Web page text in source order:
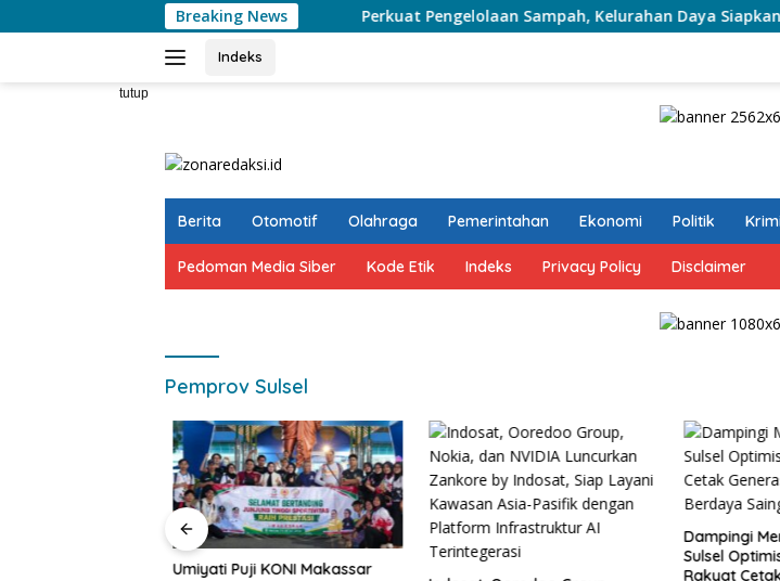
ke
Breaking NewsPerkuat Pengelolaan Sampah, Kelurahan Daya Siapkan Pusat
Indeks
tutup
Berita Otomotif Olahraga Pemerintahan Ekonomi Politik
Pedoman Media Siber Kode Etik Indeks Privacy Policy Disclaimer
Pemprov Sulsel
Umiyati Puji KONI Makassar
Dampingi
Sulsel
Rakyat